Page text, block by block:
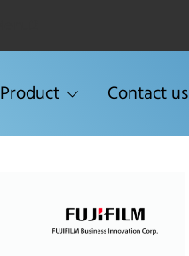
Product Contact us